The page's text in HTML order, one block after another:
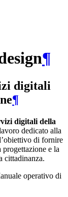
¶
digitali
¶
digitali della
dedicato alla
di fornire
e la
cittadinanza.
operativo di